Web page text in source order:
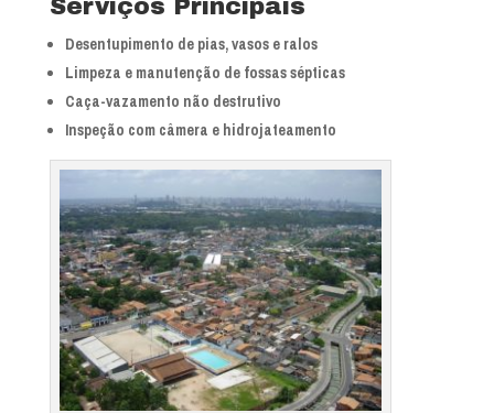
Serviços Principais
Desentupimento de pias, vasos e ralos
Limpeza e manutenção de fossas sépticas
Caça-vazamento não destrutivo
Inspeção com câmera e hidrojateamento